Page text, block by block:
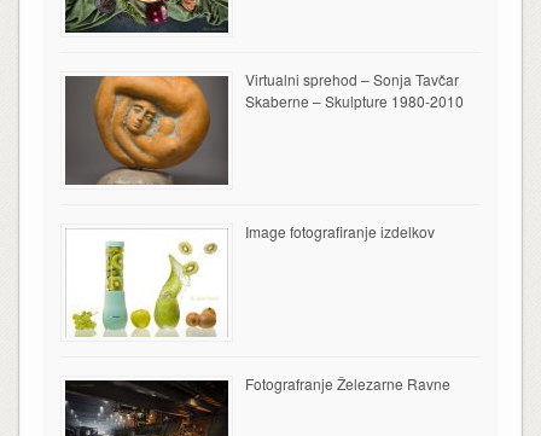
Virtualni sprehod – Sonja Tavčar
Skaberne – Skulpture 1980-2010
Image fotografiranje izdelkov
Fotografranje Železarne Ravne